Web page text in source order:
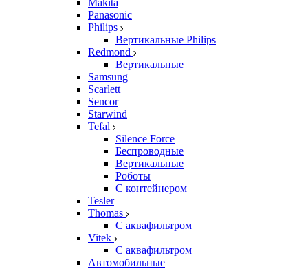
Makita
Panasonic
Philips
Вертикальные Philips
Redmond
Вертикальные
Samsung
Scarlett
Sencor
Starwind
Tefal
Silence Force
Беспроводные
Вертикальные
Роботы
С контейнером
Tesler
Thomas
С аквафильтром
Vitek
С аквафильтром
Автомобильные